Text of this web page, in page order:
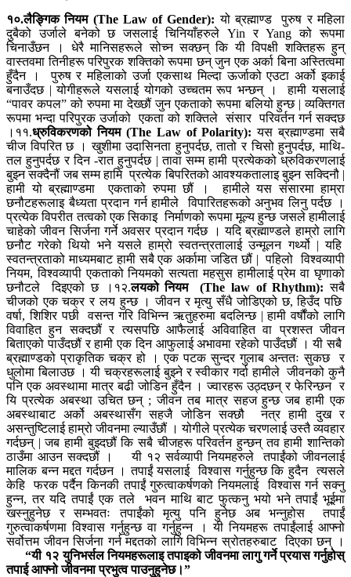
१०.लैङ्गिक नियम (The Law of Gender): यो ब्रह्माण्ड पुरुष र महिला
दुबैको उर्जाले बनेको छ जसलाई चिनियाँहरुले Yin र Yang को रूपमा
चिनाउँछन । धेरै मानिसहरूले सोच्न सक्छन् कि यी विपक्षी शक्तिहरू हुन्
वास्तवमा तिनीहरू परिपुरक शक्तिको रूपमा छन् जुन एक अर्का बिना अस्तित्वमा
हुँदैन । पुरुष र महिलाको उर्जा एकसाथ मिल्दा ऊर्जाको एउटा अर्को इकाई
बनाउँदछ | योगीहरूले यसलाई योगको उच्चतम रूप भन्छन् । हामी यसलाई
“पावर कपल” को रुपमा मा देख्छौं जुन एकताको रूपमा बलियो हुन्छ | व्यक्तिगत
रूपमा भन्दा परिपुरक उर्जाको एकता को शक्तिले संसार परिवर्तन गर्न सक्दछ
।११.ध्रुविकरणको नियम (The Law of Polarity): यस ब्रह्माण्डमा सबै
चीज विपरित छ । खुशीमा उदासिनता हुनुपर्दछ, तातो र चिसो हुनुपर्दछ, माथि-
तल हुनुपर्दछ र दिन -रात हुनुपर्दछ | तावा सम्म हामी प्रत्येकको ध्रुविकरणलाई
बुझ्न सक्दैनौं जब सम्म हामि प्रत्येक बिपरितको आवश्यकतालाइ बुझ्न सक्दिनौ |
हामी यो ब्रह्माण्डमा एकताको रुपमा छौं । हामीले यस संसारमा हाम्रा
छनौटहरूलाइ बैध्यता प्रदान गर्न हामीले विपारितहरूको अनुभव लिनु पर्दछ ।
प्रत्येक विपरीत तत्वको एक सिकाइ निर्माणको रूपमा मूल्य हुन्छ जसले हामीलाई
चाहेको जीवन सिर्जना गर्ने अवसर प्रदान गर्दछ । यदि ब्रह्माण्डले हाम्रो लागि
छनौट गरेको थियो भने यसले हाम्रो स्वतन्त्रतालाई उन्मूलन गर्थ्यो | यहि
स्वतन्त्रताको माध्यमबाट हामी सबै एक अर्कामा जडित छौं | पहिलो विश्वव्यापी
नियम, विश्वव्यापी एकताको नियमको सत्यता महसुस हामीलाई प्रेम वा घृणाको
छनौटले दिइएको छ ।१२.लयको नियम (The law of Rhythm): सबै
चीजको एक चक्र र लय हुन्छ । जीवन र मृत्यु सँधै जोडिएको छ, हिउँद पछि
वर्षा, शिशिर पछी वसन्त गरि विभिन्न ऋतुहरुमा बदलिन्छ | हामी वर्षौंको लागि
विवाहित हुन सक्दछौं र त्यसपछि आफैलाई अविवाहित वा प्रशस्त जीवन
बिताएको पाउँदछौं र हामी एक दिन आफुलाई अभावमा रहेको पाउँदछौं । यी सबै
ब्रह्माण्डको प्राकृतिक चक्र हो । एक पटक सुन्दर गुलाब अन्ततः सुकछ र
धुलोमा बिलाउछ । यी चक्रहरूलाई बुझ्ने र स्वीकार गर्दा हामीले जीवनको कुनै
पनि एक अवस्थामा मात्र बढी जोडिन हुँदैन । ज्वारहरू उठ्दछन् र फेरिन्छन र
यि प्रत्येक अबस्था उचित छन् ; जीवन तब मात्र सहज हुन्छ जब हामी एक
अबस्थाबाट अर्को अबस्थासँग सहजै जोडिन सक्छौ नत्र हामी दुख र
असन्तुष्टिलाई हाम्रो जीवनमा ल्याउँछौं । योगीले प्रत्येक चरणलाई उस्तै व्यवहार
गर्दछन् | जब हामी बुझ्दछौं कि सबै चीजहरू परिवर्तन हुन्छन् तव हामी शान्तिको
ठाउँमा आउन सक्दछौं । यी १२ सर्वव्यापी नियमहरुले तपाईंको जीवनलाई
मालिक बन्न मद्दत गर्दछन । तपाईं यसलाई विश्वास गर्नुहुन्छ कि हुदैन त्यसले
केहि फरक पर्दैन किनकी तपाईं गुरुत्वाकर्षणको नियमलाई विश्वास गर्न सक्नु
हुन्न, तर यदि तपाईं एक तले भवन माथि बाट फुत्कनु भयो भने तपाईं भूईमा
खस्नुहुनेछ र सम्भवतः तपाईंको मृत्यु पनि हुनेछ अब भन्नुहोस तपाईं
गुरुत्वाकर्षणमा विश्वास गर्नुहुन्छ वा गर्नुहुन्न । यी नियमहरू तपाईंलाई आफ्नो
सर्वोत्तम जीवन सिर्जना गर्न मद्दतको लागि विभिन्न स्रोतहरुबाट दिएका छन् ।
“यी १२ युनिभर्सल नियमहरूलाइ तपाइको जीवनमा लागु गर्ने प्रयास गर्नुहोस्
तपाई आफ्नो जीवनमा प्रभुत्व पाउनुहुनेछ।”